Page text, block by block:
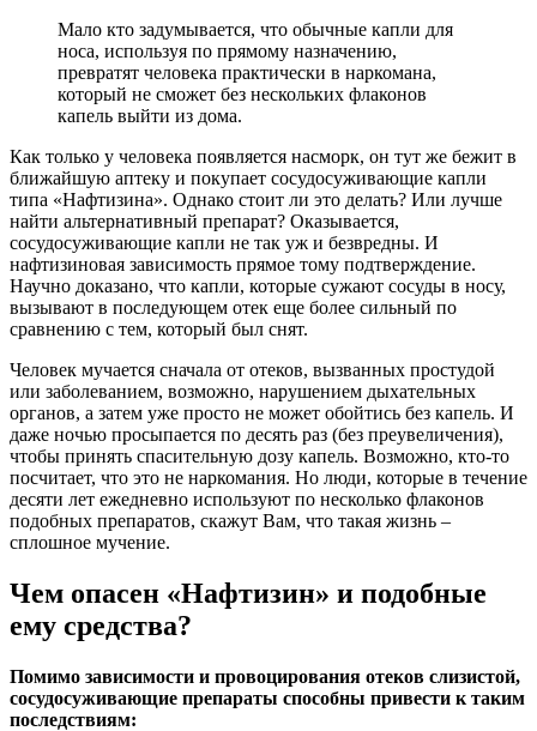
Мало кто задумывается, что обычные капли для
носа, используя по прямому назначению,
превратят человека практически в наркомана,
который не сможет без нескольких флаконов
капель выйти из дома.
Как только у человека появляется насморк, он тут же бежит в
ближайшую аптеку и покупает сосудосуживающие капли
типа «Нафтизина». Однако стоит ли это делать? Или лучше
найти альтернативный препарат? Оказывается,
сосудосуживающие капли не так уж и безвредны. И
нафтизиновая зависимость прямое тому подтверждение.
Научно доказано, что капли, которые сужают сосуды в носу,
вызывают в последующем отек еще более сильный по
сравнению с тем, который был снят.
Человек мучается сначала от отеков, вызванных простудой
или заболеванием, возможно, нарушением дыхательных
органов, а затем уже просто не может обойтись без капель. И
даже ночью просыпается по десять раз (без преувеличения),
чтобы принять спасительную дозу капель. Возможно, кто-то
посчитает, что это не наркомания. Но люди, которые в течение
десяти лет ежедневно используют по несколько флаконов
подобных препаратов, скажут Вам, что такая жизнь –
сплошное мучение.
Чем опасен «Нафтизин» и подобные
ему средства?
Помимо зависимости и провоцирования отеков слизистой,
сосудосуживающие препараты способны привести к таким
последствиям: